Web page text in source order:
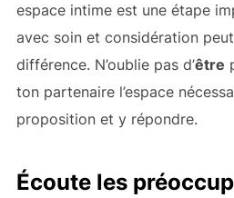
espace intime est une étape
avec soin et considération
différence. N’oublie pas d’être
ton partenaire l’espace
proposition et y répondre.
Écoute les